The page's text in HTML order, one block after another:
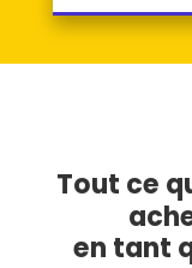
Tout ce
en tant